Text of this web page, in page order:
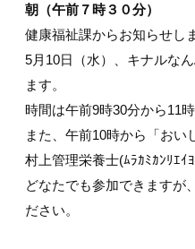
朝（午前７時３０分）
健康福祉課からお知らせし
5月10日（水）、キナルな
ます。
時間は午前9時30分から11
また、午前10時から「おい
村上管理栄養士(ﾑﾗｶﾐｶﾝﾘｴｲ
どなたでも参加できますが
ださい。